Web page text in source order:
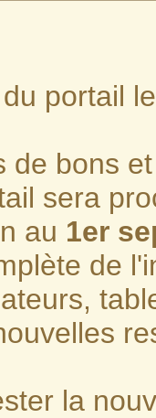
portail
de bons
sera
au 1er
de
la